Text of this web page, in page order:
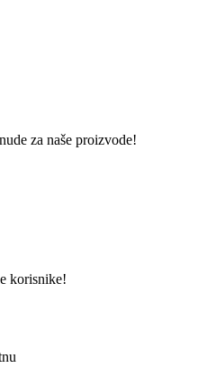
za naše proizvode!
korisnike!